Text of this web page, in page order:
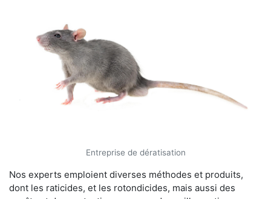
Entreprise de dératisation
Nos experts emploient diverses méthodes et produits,
dont les raticides, et les rotondicides, mais aussi des